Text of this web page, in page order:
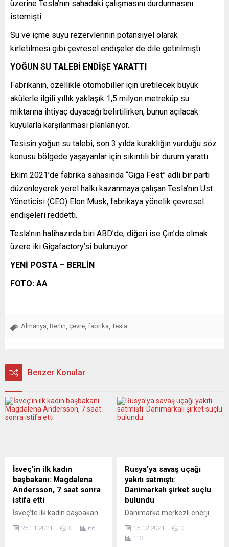
üzerine Tesla’nın sahadaki çalışmasını durdurmasını
istemişti.
Su ve içme suyu rezervlerinin potansiyel olarak
kirletilmesi gibi çevresel endişeler de dile getirilmişti.
YOĞUN SU TALEBİ ENDİŞE YARATTI
Fabrikanın, özellikle otomobiller için üretilecek büyük
akülerle ilgili yıllık yaklaşık 1,5 milyon metreküp su
miktarına ihtiyaç duyacağı belirtilirken, bunun açılacak
kuyularla karşılanması planlanıyor.
Tesisin yoğun su talebi, son 3 yılda kuraklığın vurduğu söz
konusu bölgede yaşayanlar için sıkıntılı bir durum yarattı.
Ekim 2021’de fabrika sahasında “Giga Fest” adlı bir parti
düzenleyerek yerel halkı kazanmaya çalışan Tesla’nın Üst
Yöneticisi (CEO) Elon Musk, fabrikaya yönelik çevresel
endişeleri reddetti.
Tesla’nın halihazırda biri ABD’de, diğeri ise Çin’de olmak
üzere iki Gigafactory’si bulunuyor.
YENİ POSTA – BERLİN
FOTO: AA
Almanya Berlin çevre fabrika Tesla
Benzer Konular
İsveç’in ilk kadın
başbakanı: Magdalena
Andersson, 7 saat sonra
istifa etti
İsveç’te ilk kadın başbakan
Andersson, 7 saat sonra
25.11.2021 0 66
Rusya’ya savaş uçağı
yakıtı satmıştı:
Danimarkalı şirket suçlu
bulundu
Danimarka merkezli enerji
Bunker Holding Yönetim
Kurulu Başkanı Keld
15.12.2021
0
113